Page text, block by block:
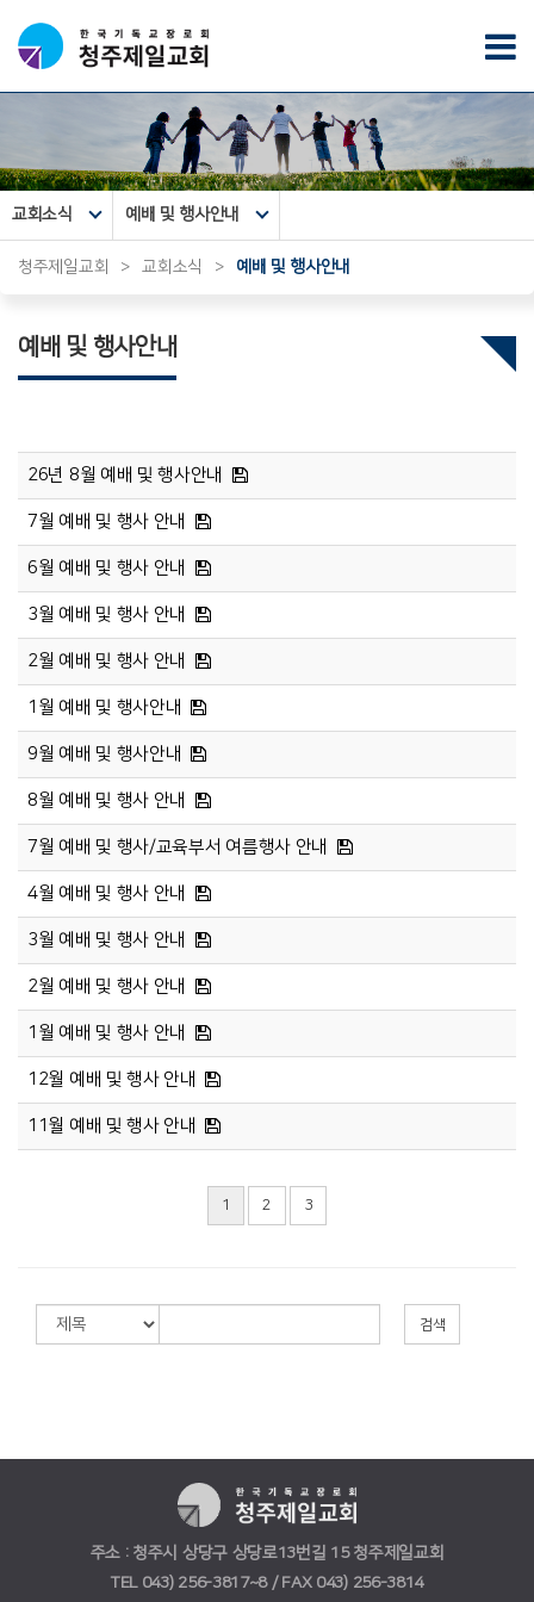
교회소식 예배 및 행사안내
청주제일교회 > 교회소식 > 예배 및 행사안내
예배 및 행사안내
26년 8월 예배 및 행사안내
7월 예배 및 행사 안내
6월 예배 및 행사 안내
3월 예배 및 행사 안내
2월 예배 및 행사 안내
1월 예배 및 행사안내
9월 예배 및 행사안내
8월 예배 및 행사 안내
7월 예배 및 행사/교육부서 여름행사 안내
4월 예배 및 행사 안내
3월 예배 및 행사 안내
2월 예배 및 행사 안내
1월 예배 및 행사 안내
12월 예배 및 행사 안내
11월 예배 및 행사 안내
1 2 3
검색
주소 : 청주시 상당구 상당로13번길 15 청주제일교회
TEL 043) 256-3817~8 / FAX 043) 256-3814